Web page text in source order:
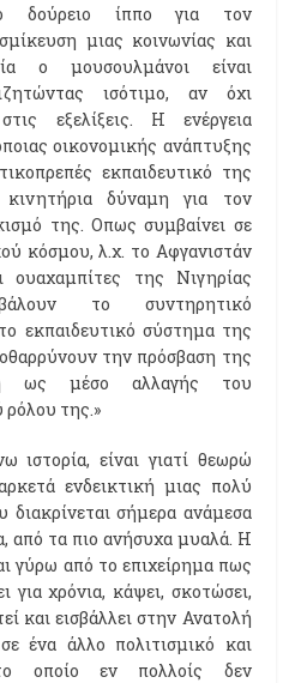
δούρειο ίππο για τον
μιας κοινωνίας και
ο μουσουλμάνοι είναι
ισότιμο, αν όχι
εξελίξεις. Η ενέργεια
οικονομικής ανάπτυξης
εκπαιδευτικό της
δύναμη για τον
της. Οπως συμβαίνει σε
κόσμου, λ.χ. το Αφγανιστάν
της Νιγηρίας
το συντηρητικό
εκπαιδευτικό σύστημα της
την πρόσβαση της
ως μέσο αλλαγής του
ρόλου της.»
ιστορία, είναι γιατί θεωρώ
ενδεικτική μιας πολύ
σήμερα ανάμεσα
από τα πιο ανήσυχα μυαλά. H
γύρω από το επιχείρημα πως
για χρόνια, κάψει, σκοτώσει,
και εισβάλλει στην Ανατολή
ένα άλλο πολιτισμικό και
το οποίο εν πολλοίς δεν